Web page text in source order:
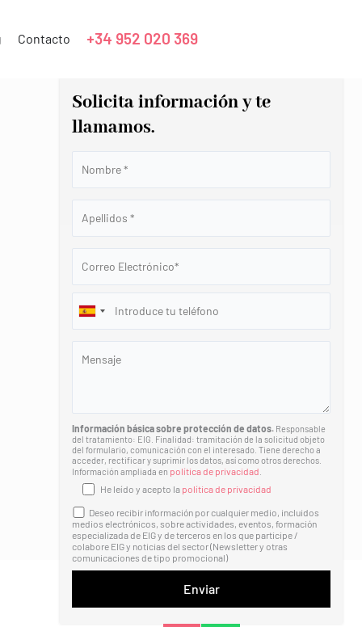
Contacto +34 952 020 369
Solicita información y te
llamamos.
Información básica sobre protección de datos. Responsable
del tratamiento: EIG. Finalidad: tramitación de la solicitud objeto
del formulario, comunicación con el interesado. Tiene derecho a
acceder, rectificar y suprimir los datos, así como otros derechos.
Información ampliada en política de privacidad
He leído y acepto la política de privacidad
Deseo recibir información por cualquier medio, incluidos
medios electrónicos, sobre actividades, eventos, formación
especializada de EIG y de terceros en los que participe /
colabore EIG y noticias del sector (Newsletter y otras
comunicaciones de tipo promocional)